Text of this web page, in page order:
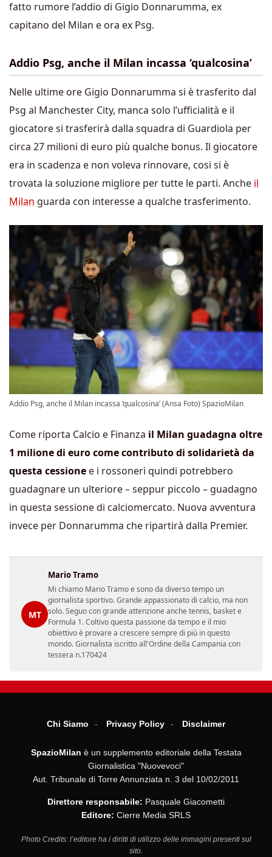
fatto rumore l’addio di Gigio Donnarumma, ex
capitano del Milan e ora ex Psg.
Addio Psg, anche il Milan incassa ‘qualcosina’
Nelle ultime ore Gigio Donnarumma si è trasferito dal
Psg al Manchester City, manca solo l’ufficialità e il
giocatore si trasferirà dalla squadra di Guardiola per
circa 27 milioni di euro più qualche bonus. Il giocatore
era in scadenza e non voleva rinnovare, cosi si è
trovata la soluzione migliore per tutte le parti. Anche il
Milan guarda con interesse a qualche trasferimento.
Addio Psg, anche il Milan incassa ‘qualcosina’ (Ansa Foto) SpazioMilan
Come riporta Calcio e Finanza il Milan guadagna oltre
1 milione di euro come contributo di solidarietà da
questa cessione e i rossoneri quindi potrebbero
guadagnare un ulteriore – seppur piccolo – guadagno
in questa sessione di calciomercato. Nuova avventura
invece per Donnarumma che ripartirà dalla Premier.
MT
Mario Tramo
Mi chiamo Mario Tramo e sono da diverso tempo un
giornalista sportivo. Grande appassionato di calcio, ma non
solo. Seguo con grande attenzione anche tennis, basket e
Formula 1. Coltivo questa passione da tempo e il mio
obiettivo è provare a crescere sempre di più in questo
mondo. Giornalista iscritto all'Ordine della Campania con
tessera n.170424
Chi Siamo Privacy Policy Disclaimer
SpazioMilan è un supplemento editoriale della Testata
Giornalistica "Nuovevoci"
Aut. Tribunale di Torre Annunziata n. 3 del 10/02/2011
Direttore responsabile: Pasquale Giacometti
Editore: Cierre Media SRLS
Photo Credits: l’editore ha i diritti di utilizzo delle immagini presenti sul
sito.